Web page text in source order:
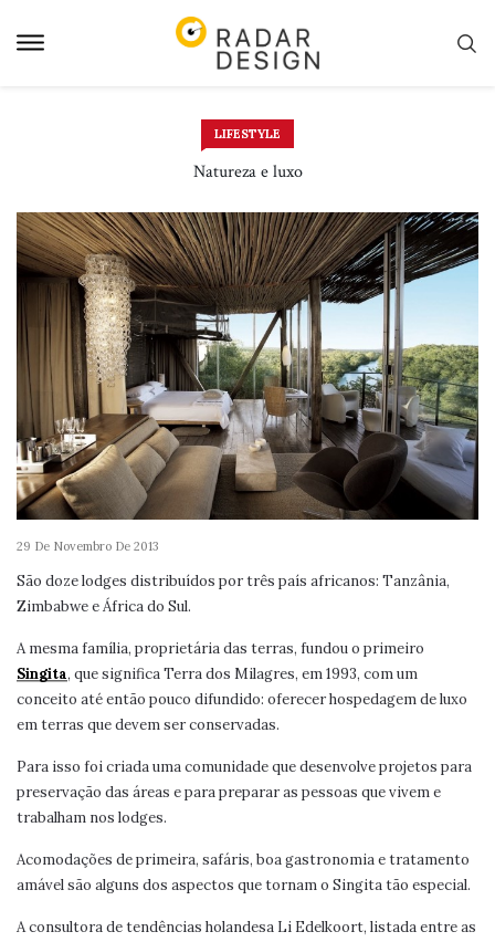
para
LIFESTYLE
Natureza e luxo
29 De Novembro De 2013
São doze lodges distribuídos por três país africanos: Tanzânia,
Zimbabwe e África do Sul.
A mesma família, proprietária das terras, fundou o primeiro
Singita, que significa Terra dos Milagres, em 1993, com um
conceito até então pouco difundido: oferecer hospedagem de luxo
em terras que devem ser conservadas.
Para isso foi criada uma comunidade que desenvolve projetos para
preservação das áreas e para preparar as pessoas que vivem e
trabalham nos lodges.
Acomodações de primeira, safáris, boa gastronomia e tratamento
amável são alguns dos aspectos que tornam o Singita tão especial.
A consultora de tendências holandesa Li Edelkoort, listada entre as